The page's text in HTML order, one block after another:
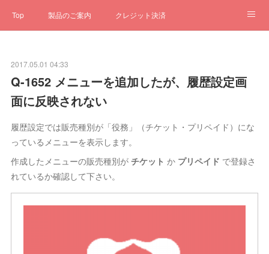
Top 製品のご案内 クレジット決済
2017.05.01 04:33
Q-1652 メニューを追加したが、履歴設定画
面に反映されない
履歴設定では販売種別が「役務」（チケット・プリペイド）にな
っているメニューを表示します。
作成したメニューの販売種別が チケットか プリペイド で登録さ
れているか確認して下さい。